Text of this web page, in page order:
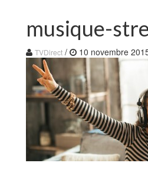
musique-
TVDirect / 10 novembre